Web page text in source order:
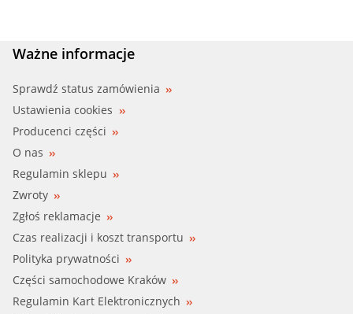
Ważne informacje
Sprawdź status zamówienia
Ustawienia cookies
Producenci części
O nas
Regulamin sklepu
Zwroty
Zgłoś reklamacje
Czas realizacji i koszt transportu
Polityka prywatności
Części samochodowe Kraków
Regulamin Kart Elektronicznych